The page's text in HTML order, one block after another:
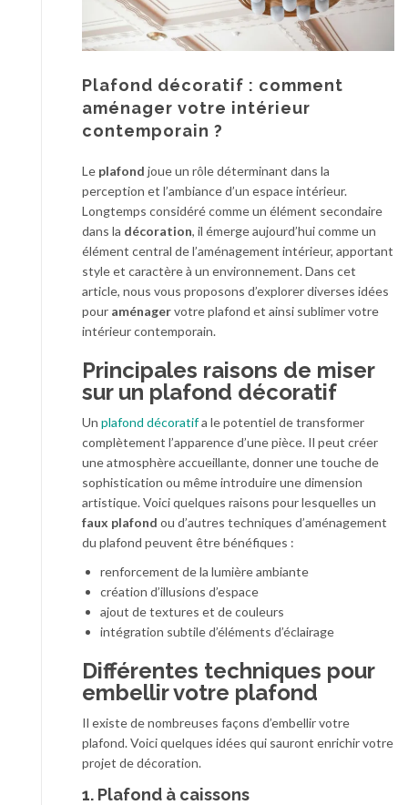
Plafond décoratif : comment
aménager votre intérieur
contemporain ?
Le plafond joue un rôle déterminant dans la
perception et l’ambiance d’un espace intérieur.
Longtemps considéré comme un élément secondaire
dans la décoration, il émerge aujourd’hui comme un
élément central de l’aménagement intérieur, apportant
style et caractère à un environnement. Dans cet
article, nous vous proposons d’explorer diverses idées
pour aménagervotre plafond et ainsi sublimer votre
intérieur contemporain.
Principales raisons de miser
sur un plafond décoratif
Un plafond décoratifa le potentiel de transformer
complètement l’apparence d’une pièce. Il peut créer
une atmosphère accueillante, donner une touche de
sophistication ou même introduire une dimension
artistique. Voici quelques raisons pour lesquelles un
faux plafond ou d’autres techniques d’aménagement
du plafond peuvent être bénéfiques :
renforcement de la lumière ambiante
création d’illusions d’espace
ajout de textures et de couleurs
intégration subtile d’éléments d’éclairage
Différentes techniques pour
embellir votre plafond
Il existe de nombreuses façons d’embellir votre
plafond. Voici quelques idées qui sauront enrichir votre
projet de décoration.
1. Plafond à caissons